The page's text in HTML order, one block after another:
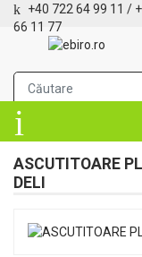
+40 722 64 99 11 /
66 11 77
ASCUTITOARE
DELI